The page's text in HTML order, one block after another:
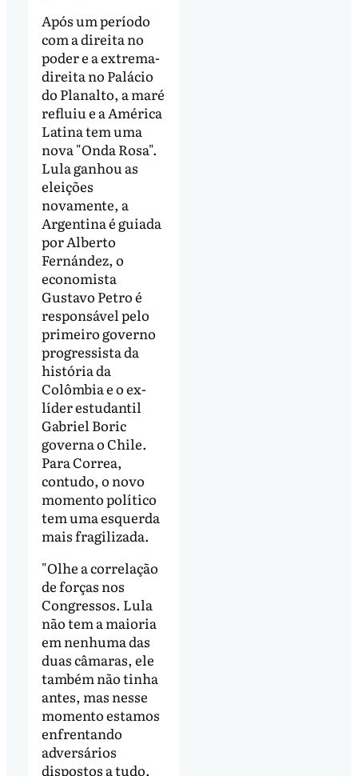
Após um período
com a direita no
poder e a extrema-
direita no Palácio
do Planalto, a maré
refluiu e a América
Latina tem uma
nova "Onda Rosa".
Lula ganhou as
eleições
novamente, a
Argentina é guiada
por Alberto
Fernández, o
economista
Gustavo Petro é
responsável pelo
primeiro governo
progressista da
história da
Colômbia e o ex-
líder estudantil
Gabriel Boric
governa o Chile.
Para Correa,
contudo, o novo
momento político
tem uma esquerda
mais fragilizada.
"Olhe a correlação
de forças nos
Congressos. Lula
não tem a maioria
em nenhuma das
duas câmaras, ele
também não tinha
antes, mas nesse
momento estamos
enfrentando
adversários
dispostos a tudo.